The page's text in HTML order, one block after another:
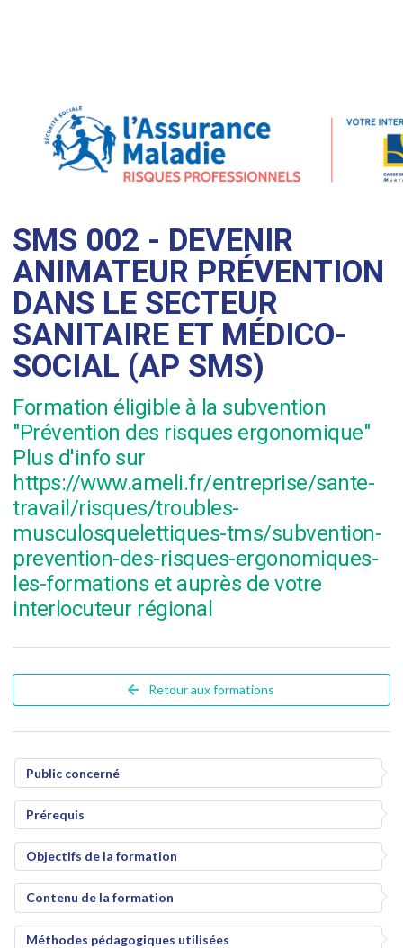
SMS 002 - DEVENIR
ANIMATEUR PRÉVENTION
DANS LE SECTEUR
SANITAIRE ET MÉDICO-
SOCIAL (AP SMS)
Formation éligible à la subvention
"Prévention des risques ergonomique"
Plus d'info sur
https://www.ameli.fr/entreprise/sante-
travail/risques/troubles-
musculosquelettiques-tms/subvention-
prevention-des-risques-ergonomiques-
les-formations et auprès de votre
interlocuteur régional
Retour aux formations
Public concerné
Prérequis
Objectifs de la formation
Contenu de la formation
Méthodes pédagogiques utilisées